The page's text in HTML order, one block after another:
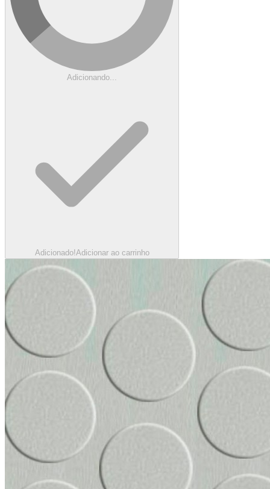
Adicionando...
Adicionado!Adicionar ao carrinho